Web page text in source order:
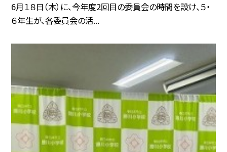
6月１８日（木）に、今年度2回目の委員会の時間を設け、５・
６年生が、各委員会の活...